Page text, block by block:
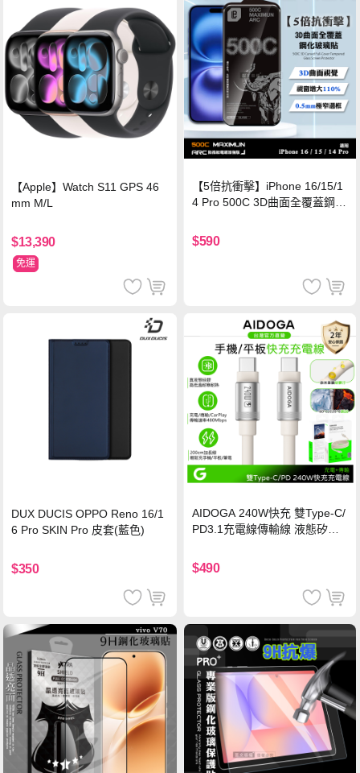
【Apple】Watch S11 GPS 46
mm M/L
$13,390
免運
【5倍抗衝擊】iPhone 16/15/1
4 Pro 500C 3D曲面全覆蓋鋼化
保護貼
$590
DUX DUCIS OPPO Reno 16/1
6 Pro SKIN Pro 皮套(藍色)
$350
AIDOGA 240W快充 雙Type-C/
PD3.1充電線傳輸線 液態矽膠
機/平板/筆電
$490